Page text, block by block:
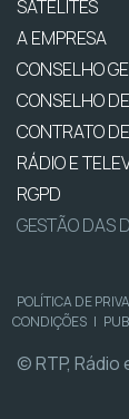
SATÉLITES
A EMPRESA
CONSELHO
CONSELHO
CONTRATO
RÁDIO E
RGPD
GESTÃO DAS
POLÍTICA DE
CONDIÇÕES |
© RTP,